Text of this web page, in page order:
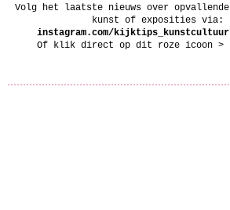
Volg het laatste nieuws over opvallende
kunst of exposities via:
instagram.com/kijktips_kunstcultuur
Of klik direct op dit roze icoon >